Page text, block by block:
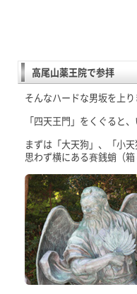
高尾山薬王院で参拝
そんなハードな男坂を上
「四天王門」をくぐると
まずは「大天狗」、「小
思わず横にある賽銭蛸（